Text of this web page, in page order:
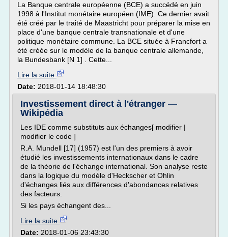
La Banque centrale européenne (BCE) a succédé en juin
1998 à l'Institut monétaire européen (IME). Ce dernier avait
été créé par le traité de Maastricht pour préparer la mise en
place d'une banque centrale transnationale et d'une
politique monétaire commune. La BCE située à Francfort a
été créée sur le modèle de la banque centrale allemande,
la Bundesbank [N 1] . Cette...
Lire la suite
Date: 2018-01-14 18:48:30
Investissement direct à l'étranger —
Wikipédia
Les IDE comme substituts aux échanges[ modifier |
modifier le code ]
R.A. Mundell [17] (1957) est l'un des premiers à avoir
étudié les investissements internationaux dans le cadre
de la théorie de l'échange international. Son analyse reste
dans la logique du modèle d'Heckscher et Ohlin
d'échanges liés aux différences d'abondances relatives
des facteurs.
Si les pays échangent des...
Lire la suite
Date: 2018-01-06 23:43:30